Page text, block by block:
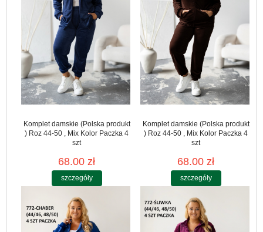
Komplet damskie (Polska produkt
) Roz 44-50 , Mix Kolor Paczka 4
szt
68.00 zł
szczegóły
Komplet damskie (Polska produkt
) Roz 44-50 , Mix Kolor Paczka 4
szt
68.00 zł
szczegóły